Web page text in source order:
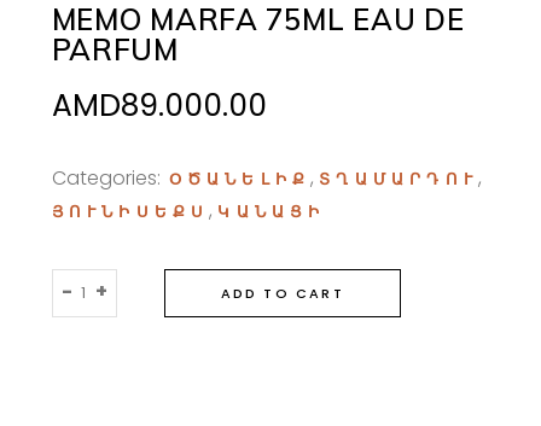
MEMO MARFA 75ML EAU DE
PARFUM
AMD89.000.00
Categories: ՕԾԱՆԵԼԻՔ, ՏՂԱՄԱՐԴՈՒ ,
ՅՈՒՆԻՍԵՔՍ, ԿԱՆԱՑԻ
Memo
Marfa
- + ADD TO CART